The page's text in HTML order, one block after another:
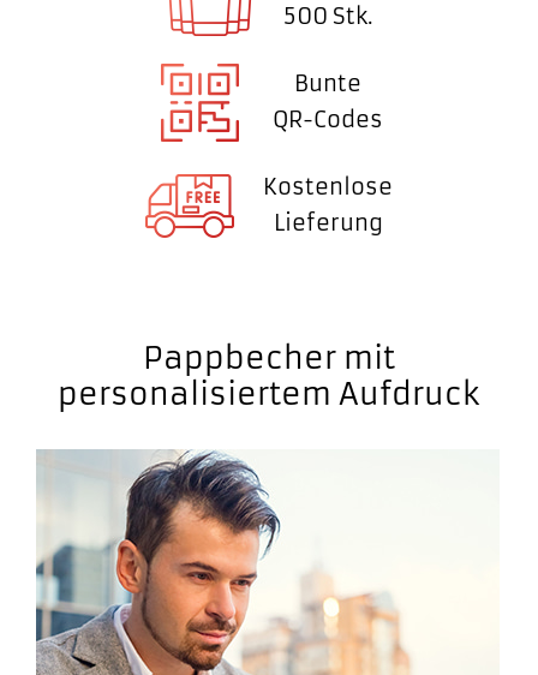
500 Stk.
Bunte
QR-Codes
Kostenlose
Lieferung
Pappbecher mit
personalisiertem Aufdruck